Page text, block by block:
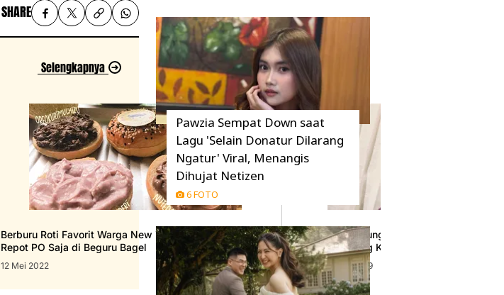
SHARE
Selengkapnya
Berburu Roti Favorit Warga New York di Malang, Bebas
Repot PO Saja di Beguru Bagel
12 Mei 2022
8 Tahun Bernaung di YG Entertainment,
Tak Perpanjang Kontrak
31 Desember 2019
Pawzia Sempat Down saat
Lagu 'Selain Donatur Dilarang
Ngatur' Viral, Menangis
Dihujat Netizen
6 FOTO